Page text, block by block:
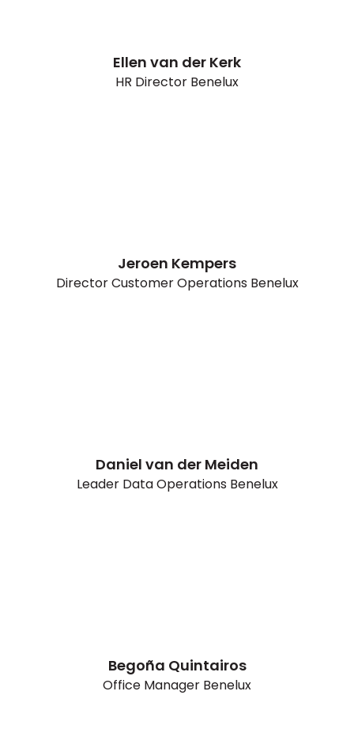
Ellen van der Kerk
HR Director Benelux
Jeroen Kempers
Director Customer Operations Benelux
Daniel van der Meiden
Leader Data Operations Benelux
Begoña Quintairos
Office Manager Benelux